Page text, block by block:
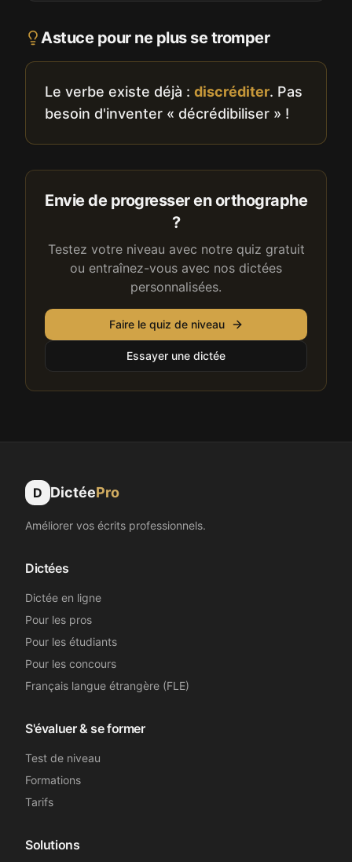
Astuce pour ne plus se tromper
Le verbe existe déjà : discréditer. Pas
besoin d'inventer « décrédibiliser » !
Envie de progresser en orthographe
?
Testez votre niveau avec notre quiz gratuit
ou entraînez-vous avec nos dictées
personnalisées.
Faire le quiz de niveau
Essayer une dictée
D DictéePro
Améliorer vos écrits professionnels.
Dictées
Dictée en ligne
Pour les pros
Pour les étudiants
Pour les concours
Français langue étrangère (FLE)
S'évaluer & se former
Test de niveau
Formations
Tarifs
Solutions